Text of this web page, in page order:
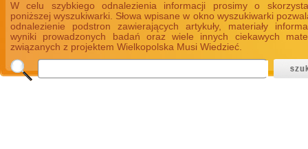
W celu szybkiego odnalezienia informacji prosimy o
poniższej wyszukiwarki. Słowa wpisane w okno wyszukiwarki
odnalezienie podstron zawierających artykuły, materiały
wyniki prowadzonych badań oraz wiele innych ciekawych
związanych z projektem Wielkopolska Musi Wiedzieć.